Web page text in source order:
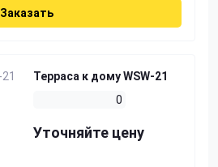
Заказать
Терраса к дому WSW-21
0
Уточняйте цену